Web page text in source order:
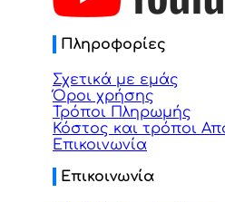
Πληροφορίες
Σχετικά με εμάς
Όροι χρήσης
Τρόποι Πληρωμής
Κόστος και τρόποι
Επικοινωνία
Επικοινωνία